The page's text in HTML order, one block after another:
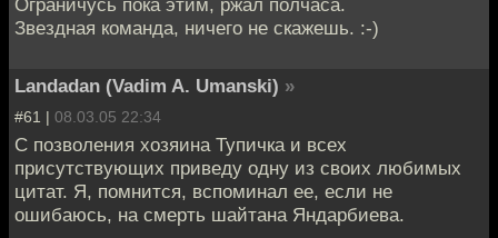
Ограничусь пока этим, ржал полчаса.
Звездная команда, ничего не скажешь. :-)
Landadan (Vadim A. Umanski) »
#61 | 08.03.05 22:34
С позволения хозяина Тупичка и всех
присутствующих приведу одну из своих любимых
цитат. Я, помнится, вспоминал ее, если не
ошибаюсь, на смерть шайтана Яндарбиева.